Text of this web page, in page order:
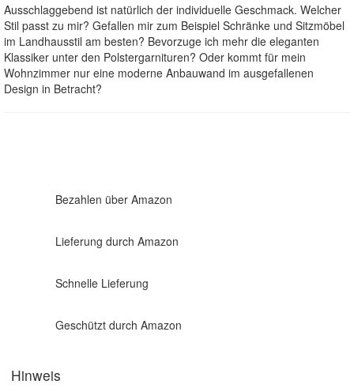
Ausschlaggebend ist natürlich der individuelle Geschmack. Welcher
Stil passt zu mir? Gefallen mir zum Beispiel Schränke und Sitzmöbel
im Landhausstil am besten? Bevorzuge ich mehr die eleganten
Klassiker unter den Polstergarnituren? Oder kommt für mein
Wohnzimmer nur eine moderne Anbauwand im ausgefallenen
Design in Betracht?
Bezahlen über Amazon
Lieferung durch Amazon
Schnelle Lieferung
Geschützt durch Amazon
Hinweis